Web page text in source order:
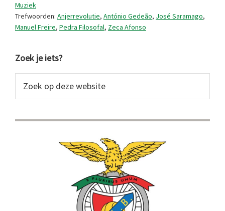
der
Muziek
Trefwoorden: Anjerrevolutie, António Gedeão, José Saramago,
Manuel Freire, Pedra Filosofal, Zeca Afonso
Primaire
Sidebar
Zoek je iets?
op
website